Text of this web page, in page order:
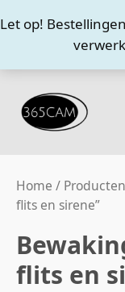
Let op!
naar
inhoud
Home /
flits en sirene”
flits en